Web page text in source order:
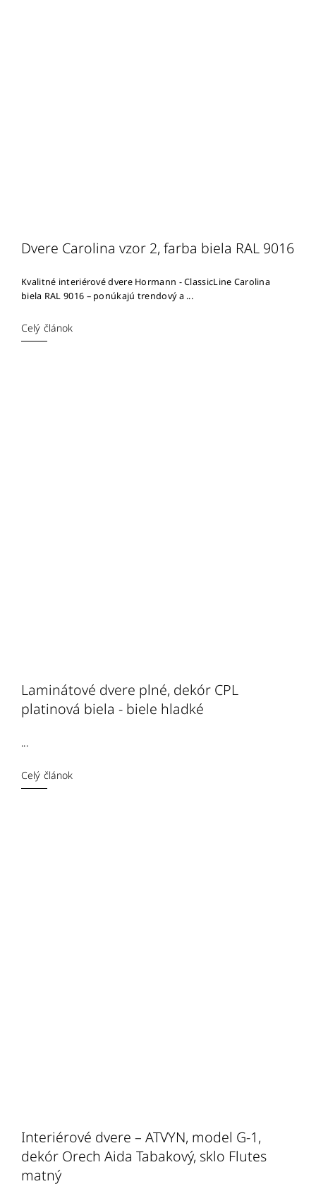
Dvere Carolina vzor 2, farba biela RAL 9016
Kvalitné interiérové dvere Hormann - ClassicLine Carolina
biela RAL 9016 – ponúkajú trendový a ...
Celý článok
Laminátové dvere plné, dekór CPL
platinová biela - biele hladké
...
Celý článok
Interiérové dvere – ATVYN, model G-1,
dekór Orech Aida Tabakový, sklo Flutes
matný